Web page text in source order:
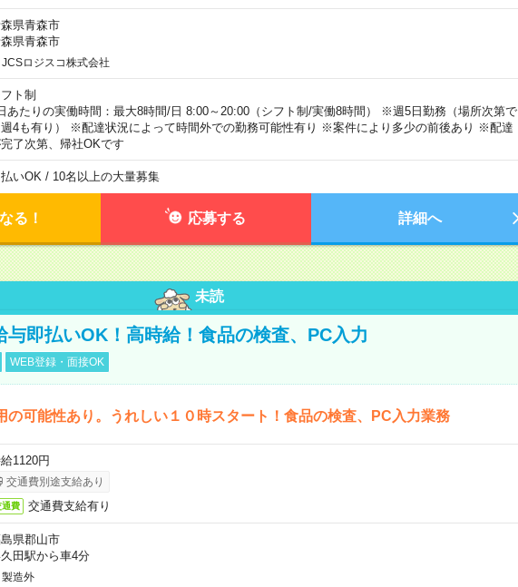
県青森市
県青森市
JCSロジスコ株式会社
ト制
あたりの実働時間：最大8時間/日 8:00～20:00（シフト制/実働8時間） ※週5日勤務（場所次第で
週4も有り） ※配達状況によって時間外での勤務可能性有り ※案件により多少の前後あり ※配達
了次第、帰社OKです
払いOK / 10名以上の大量募集
る！ 応募する 詳細へ
未読
与即払いOK！高時給！食品の検査、PC入力
WEB登録・面接OK
の可能性あり。うれしい１０時スタート！食品の検査、PC入力業務
1120円
交通費別途支給あり
通費 交通費支給有り
県郡山市
田駅から車4分
製造外